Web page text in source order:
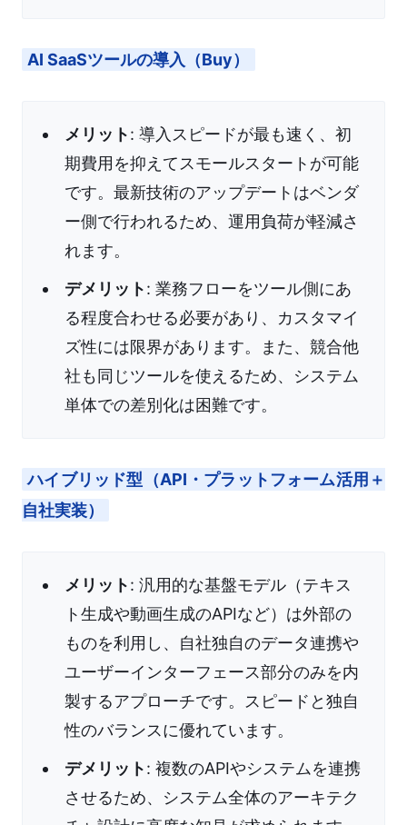
AI SaaSツールの導入（Buy）
メリット: 導入スピードが最も速く、初
期費用を抑えてスモールスタートが可能
です。最新技術のアップデートはベンダ
ー側で行われるため、運用負荷が軽減さ
れます。
デメリット: 業務フローをツール側にあ
る程度合わせる必要があり、カスタマイ
ズ性には限界があります。また、競合他
社も同じツールを使えるため、システム
単体での差別化は困難です。
ハイブリッド型（API・プラットフォーム活用＋
自社実装）
メリット: 汎用的な基盤モデル（テキス
ト生成や動画生成のAPIなど）は外部の
ものを利用し、自社独自のデータ連携や
ユーザーインターフェース部分のみを内
製するアプローチです。スピードと独自
性のバランスに優れています。
デメリット: 複数のAPIやシステムを連携
させるため、システム全体のアーキテク